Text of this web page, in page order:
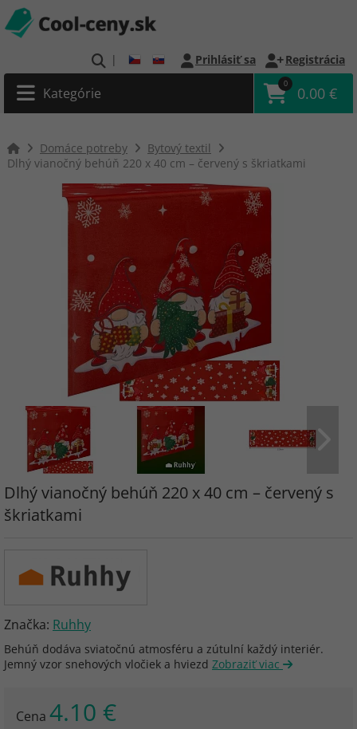
| Prihlásiť sa Registrácia
Kategórie
0
0.00 €
Domáce potreby
Bytový textil
Dlhý vianočný behúň 220 x 40 cm – červený s škriatkami
Dlhý vianočný behúň 220 x 40 cm – červený s
škriatkami
Značka: Ruhhy
Behúň dodáva sviatočnú atmosféru a zútulní každý interiér.
Jemný vzor snehových vločiek a hviezd Zobraziť viac
Cena 4.10 €